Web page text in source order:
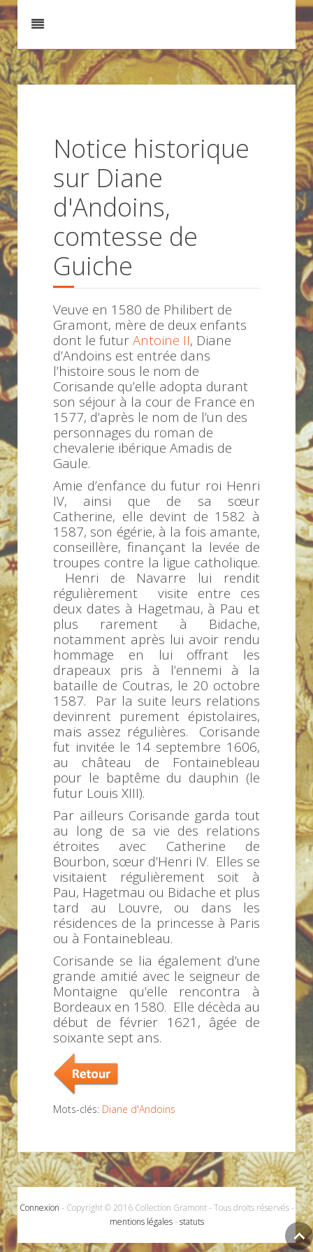
Notice historique
sur Diane
d'Andoins,
comtesse de
Guiche
Veuve en 1580 de Philibert de
Gramont, mère de deux enfants
dont le futur Antoine II, Diane
d’Andoins est entrée dans
l’histoire sous le nom de
Corisande qu’elle adopta durant
son séjour à la cour de France en
1577, d’après le nom de l’un des
personnages du roman de
chevalerie ibérique Amadis de
Gaule.
Amie d’enfance du futur roi Henri
IV, ainsi que de sa sœur
Catherine, elle devint de 1582 à
1587, son égérie, à la fois amante,
conseillère, finançant la levée de
troupes contre la ligue catholique.
Henri de Navarre lui rendit
régulièrement visite entre ces
deux dates à Hagetmau, à Pau et
plus rarement à Bidache,
notamment après lui avoir rendu
hommage en lui offrant les
drapeaux pris à l’ennemi à la
bataille de Coutras, le 20 octobre
1587. Par la suite leurs relations
devinrent purement épistolaires,
mais assez régulières. Corisande
fut invitée le 14 septembre 1606,
au château de Fontainebleau
pour le baptême du dauphin (le
futur Louis XIII).
Par ailleurs Corisande garda tout
au long de sa vie des relations
étroites avec Catherine de
Bourbon, sœur d’Henri IV. Elles se
visitaient régulièrement soit à
Pau, Hagetmau ou Bidache et plus
tard au Louvre, ou dans les
résidences de la princesse à Paris
ou à Fontainebleau.
Corisande se lia également d’une
grande amitié avec le seigneur de
Montaigne qu’elle rencontra à
Bordeaux en 1580. Elle décèda au
début de février 1621, âgée de
soixante sept ans.
Mots-clés: Diane d'Andoins
Connexion - Copyright © 2016 Collection Gramont - Tous droits réservés -
mentions légales- statuts